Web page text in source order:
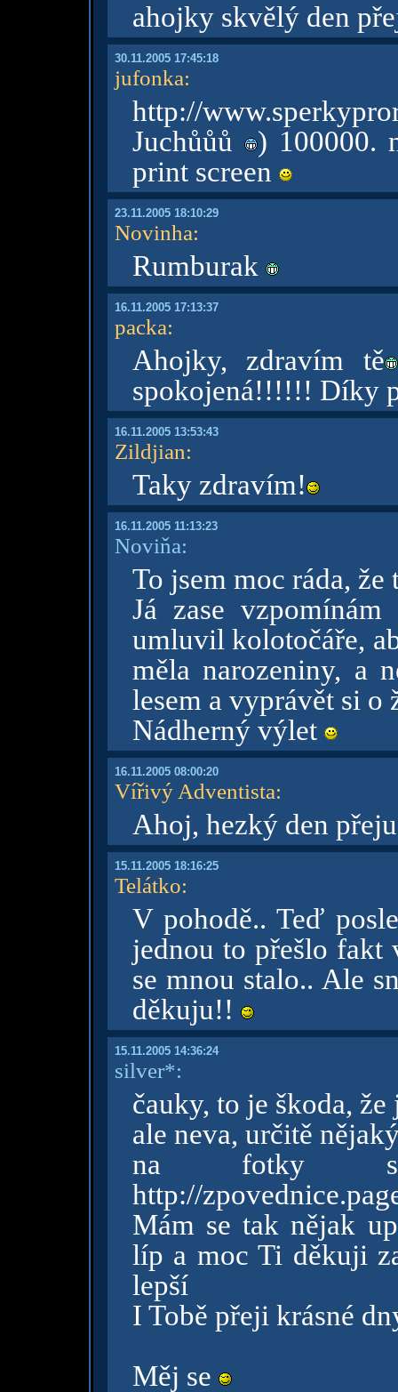
ahojky skvělý den
30.11.2005 17:45:18
jufonka:
http://
Juchůůů
) 100000.
print screen
23.11.2005 18:10:29
Novinha:
Rumburak
16.11.2005 17:13:37
packa:
Ahojky, zdravím tě
spokojená!!!!!! Díky
16.11.2005 13:53:43
Zildjian:
Taky zdravím!
16.11.2005 11:13:23
Noviňa:
To jsem moc ráda,
Já zase
umluvil kolotočáře,
měla narozeniny, a
lesem a vyprávět si o
Nádherný výlet
16.11.2005 08:00:20
Vířivý Adventista:
Ahoj, hezký den
15.11.2005 18:16:25
Telátko:
V pohodě.. Teď
jednou to přešlo fakt
se mnou stalo.. Ale
děkuju!!
15.11.2005 14:36:24
silver*:
čauky, to je škoda,
ale neva, určitě
na fotky se
http://
Mám se tak nějak
líp a moc Ti děkuji
lepší
I Tobě přeji krásné
Měj se